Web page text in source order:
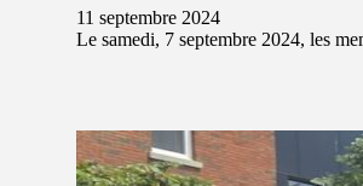
11 septembre 2024
Le samedi, 7 septembre 2024, les